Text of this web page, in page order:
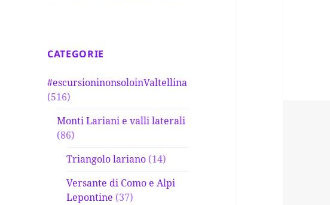
CATEGORIE
#escursioninonsoloinValtellina
(516)
Monti Lariani e valli laterali
(86)
Triangolo lariano (14)
Versante di Como e Alpi
Lepontine (37)